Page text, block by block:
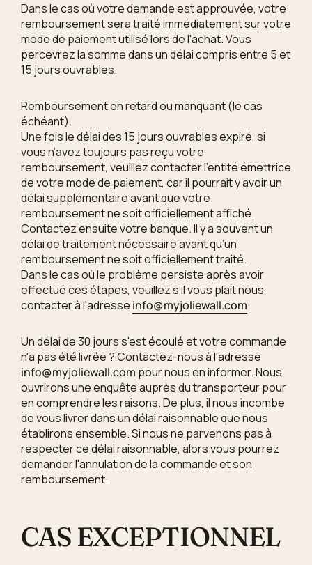
Dans le cas où votre demande est approuvée, votre
remboursement sera traité immédiatement sur votre
mode de paiement utilisé lors de l'achat. Vous
percevrez la somme dans un délai compris entre 5 et
15 jours ouvrables.
Remboursement en retard ou manquant (le cas
échéant).
Une fois le délai des 15 jours ouvrables expiré, si
vous n’avez toujours pas reçu votre
remboursement, veuillez contacter l’entité émettrice
de votre mode de paiement, car il pourrait y avoir un
délai supplémentaire avant que votre
remboursement ne soit officiellement affiché.
Contactez ensuite votre banque. Il y a souvent un
délai de traitement nécessaire avant qu’un
remboursement ne soit officiellement traité.
Dans le cas où le problème persiste après avoir
effectué ces étapes, veuillez s’il vous plait nous
contacter àl'adresse info@myjoliewall.com
Un délai de 30 jours s'est écoulé et votre commande
n'a pas été livrée ? Contactez-nous à l'adresse
info@myjoliewall.com pour nous en informer. Nous
ouvrirons une enquête auprès du transporteur pour
en comprendre les raisons. De plus, il nous incombe
de vous livrer dans un délai raisonnable que nous
établirons ensemble. Si nous ne parvenons pas à
respecter ce délai raisonnable, alors vous pourrez
demander l'annulation de la commande et son
remboursement.
CAS EXCEPTIONNEL